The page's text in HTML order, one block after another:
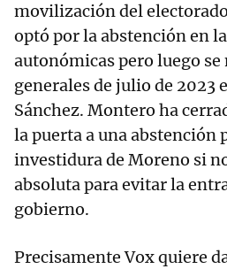
movilización del
optó por la abstención en
autonómicas pero luego
generales de julio de 2023
Sánchez. Montero ha
la puerta a una abstención
investidura de Moreno si
absoluta para evitar la
gobierno.
Precisamente Vox quiere